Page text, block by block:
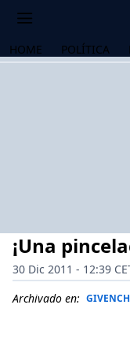
HOME POLÍTICA
¡Una
30 Dic 2011 - 12:39
Archivado en: